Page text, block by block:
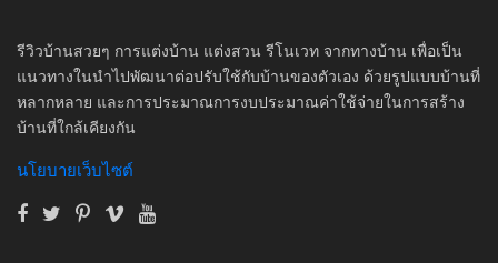
รีวิวบ้านสวยๆ การแต่งบ้าน แต่งสวน รีโนเวท จากทางบ้าน เพื่อเป็น
แนวทางในนำไปพัฒนาต่อปรับใช้กับบ้านของตัวเอง ด้วยรูปแบบบ้านที่
หลากหลาย และการประมาณการงบประมาณค่าใช้จ่ายในการสร้าง
บ้านที่ใกล้เคียงกัน
นโยบายเว็บไซต์